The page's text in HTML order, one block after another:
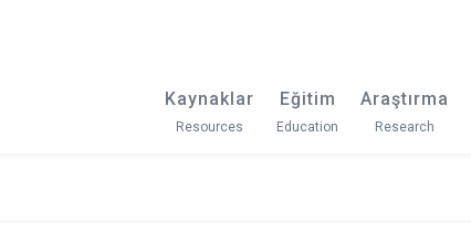
Kaynaklar
Resources
Eğitim
Education
Araştırma
Research